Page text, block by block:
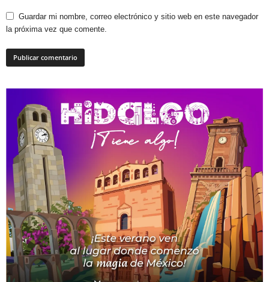
Guardar mi nombre, correo electrónico y sitio web en este navegador
la próxima vez que comente.